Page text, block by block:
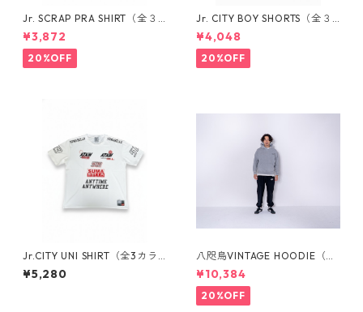
Jr. SCRAP PRA SHIRT（全３
カラー）1730104007
¥3,872
20%OFF
Jr. CITY BOY SHORTS（全３
カラー）1731104037
¥4,048
20%OFF
Jr.CITY UNI SHIRT（全3カラ
ー）1820104015
¥5,280
八咫烏VINTAGE HOODIE（全
３カラー）1733101023
¥10,384
20%OFF